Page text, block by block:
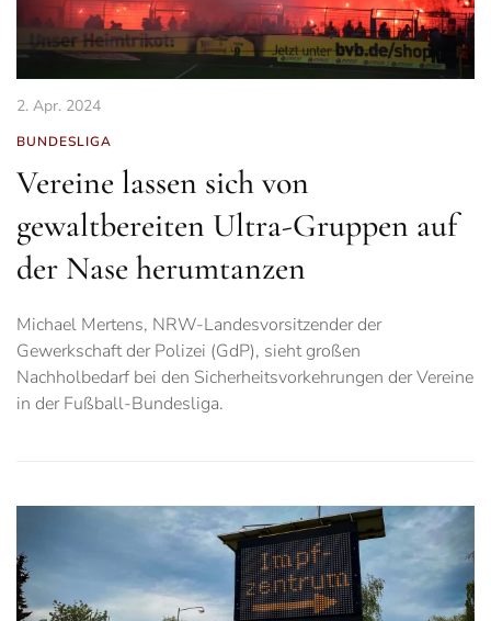
2. Apr. 2024
BUNDESLIGA
Vereine lassen sich von
gewaltbereiten Ultra-Gruppen auf
der Nase herumtanzen
Michael Mertens, NRW-Landesvorsitzender der
Gewerkschaft der Polizei (GdP), sieht großen
Nachholbedarf bei den Sicherheitsvorkehrungen der Vereine
in der Fußball-Bundesliga.